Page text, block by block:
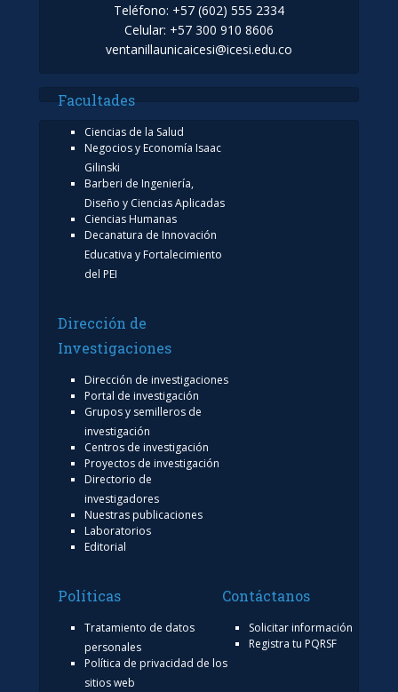
Teléfono: +57 (602) 555 2334
Celular: +57 300 910 8606
ventanillaunicaicesi@icesi.edu.co
Facultades
Ciencias de la Salud
Negocios y Economía Isaac
Gilinski
Barberi de Ingeniería,
Diseño y Ciencias Aplicadas
Ciencias Humanas
Decanatura de Innovación
Educativa y Fortalecimiento
del PEI
Dirección de
Investigaciones
Dirección de investigaciones
Portal de investigación
Grupos y semilleros de
investigación
Centros de investigación
Proyectos de investigación
Directorio de
investigadores
Nuestras publicaciones
Laboratorios
Editorial
Políticas
Tratamiento de datos
personales
Política de privacidad de los
sitios web
Contáctanos
Solicitar información
Registra tu PQRSF